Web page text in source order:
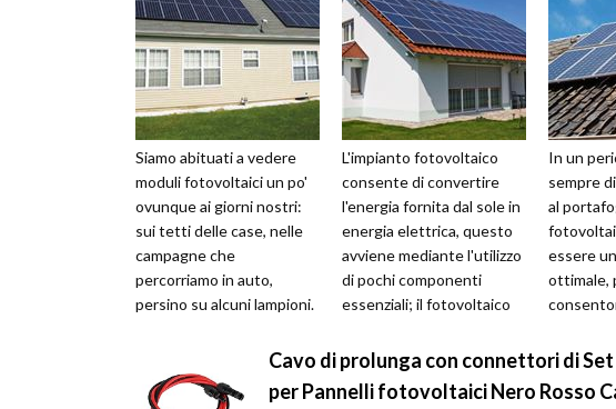
Siamo abituati a vedere
moduli fotovoltaici un po'
ovunque ai giorni nostri:
sui tetti delle case, nelle
campagne che
percorriamo in auto,
persino su alcuni lampioni.
L'impianto fotovoltaico
consente di convertire
l'energia fornita dal sole in
energia elettrica, questo
avviene mediante l'utilizzo
di pochi componenti
essenziali; il fotovoltaico
In un
sempre
al
essere
ottimale,
add...
Cavo di prolunga con connettori di
per Pannelli fotovoltaici Nero Rosso